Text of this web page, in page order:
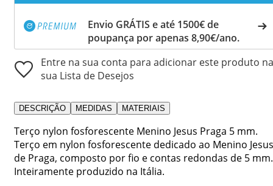
Envio GRÁTIS e até 1500€ de
poupança por apenas 8,90€/ano.
Entre na sua conta para adicionar este produto na
sua Lista de Desejos
DESCRIÇÃO MEDIDAS MATERIAIS
Terço nylon fosforescente Menino Jesus Praga 5 mm.
Terço em nylon fosforescente dedicado ao Menino Jesus
de Praga, composto por fio e contas redondas de 5 mm.
Inteiramente produzido na Itália.